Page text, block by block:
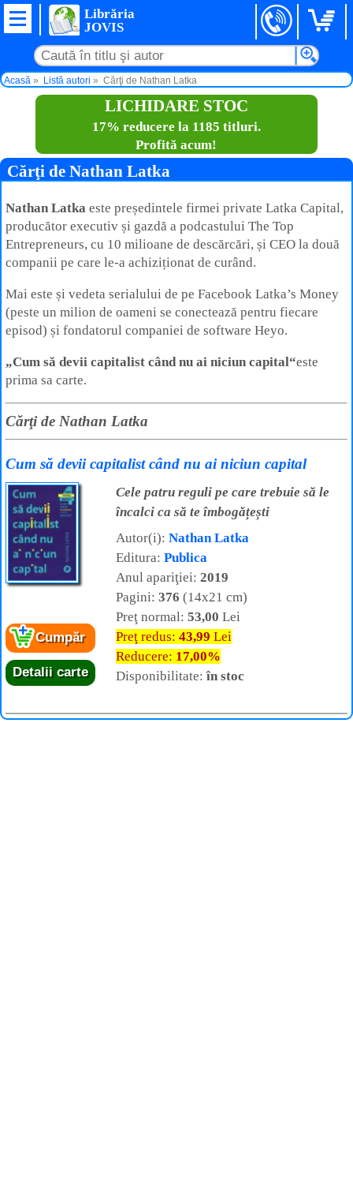
Librăria
JOVIS
Acasă Listă autori Cărţi de Nathan Latka
LICHIDARE STOC
17% reducere la 1185 titluri.
Profită acum!
Cărţi de Nathan Latka
Nathan Latka este președintele firmei private Latka Capital,
producător executiv și gazdă a podcastului The Top
Entrepreneurs, cu 10 milioane de descărcări, și CEO la două
companii pe care le-a achiziționat de curând.
Mai este și vedeta serialului de pe Facebook Latka’s Money
(peste un milion de oameni se conectează pentru fiecare
episod) și fondatorul companiei de software Heyo.
„Cum să devii capitalist când nu ai niciun capital“este
prima sa carte.
Cărţi de Nathan Latka
Cum să devii capitalist când nu ai niciun capital
Cumpăr
Detalii carte
Cele patru reguli pe care trebuie să le
încalci ca să te îmbogățești
Autor(i): Nathan Latka
Editura: Publica
Anul apariţiei: 2019
Pagini: 376 (14x21 cm)
Preţ normal: 53,00 Lei
Preţ redus: 43,99 Lei
Reducere: 17,00%
Disponibilitate:în stoc